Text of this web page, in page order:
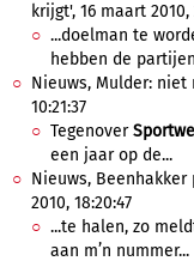
krijgt', 16 maart 2010,
...doelman te
hebben de
Nieuws, Mulder: niet
10:21:37
Tegenover
een jaar op de...
Nieuws,
2010, 18:20:47
...te halen, zo
aan m’n nummer...